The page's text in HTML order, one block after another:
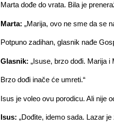
Marta dođe do vrata. Bila je
Marta: „Marija, ovo ne sme da se
Potpuno zadihan, glasnik nađe
Glasnik: „Isuse, brzo dođi. Marija i
Brzo dođi inače će umreti.“
Isus je voleo ovu porodicu. Ali nije
Isus: „Dođite, idemo sada. Lazar